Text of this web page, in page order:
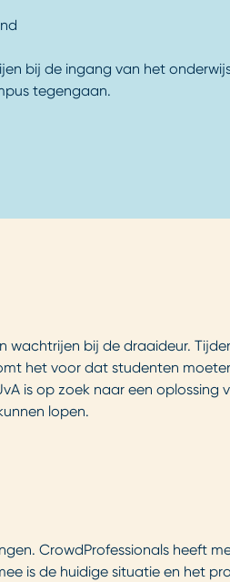
bij de ingang van het
tegengaan.
wachtrijen bij de draaideur.
het voor dat studenten
is op zoek naar een oplossing
lopen.
CrowdProfessionals heeft
is de huidige situatie en het